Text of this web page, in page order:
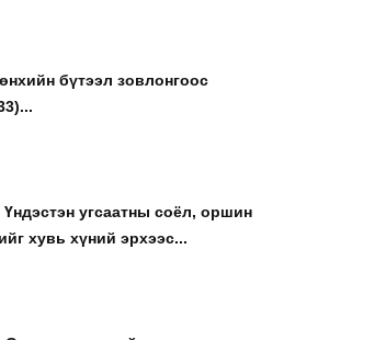
бүтээл зовлонгоос
угсаатны соёл, оршин
хувь хүний эрхээс...